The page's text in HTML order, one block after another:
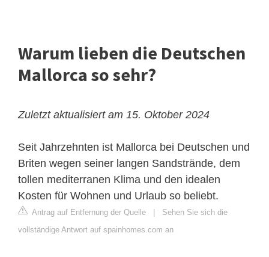
Warum lieben die Deutschen
Mallorca so sehr?
Zuletzt aktualisiert am 15. Oktober 2024
Seit Jahrzehnten ist Mallorca bei Deutschen und
Briten wegen seiner langen Sandstrände, dem
tollen mediterranen Klima und den idealen
Kosten für Wohnen und Urlaub so beliebt.
Antrag auf Entfernung der Quelle
Sehen Sie sich die
vollständige Antwort auf spainhomes.com an